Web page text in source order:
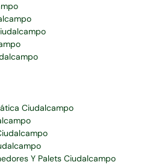
Ciudalcampo
Y Palets Ciudalcampo